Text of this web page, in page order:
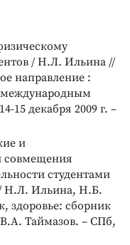
/ Н.Л. Ильина //
направление :
международным
15 декабря 2009 г. –
и
совмещения
студентами
Н.Л. Ильина, Н.Б.
здоровье: сборник
Таймазов. – СПб,